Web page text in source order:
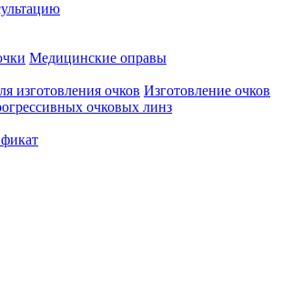
Медицинские оправы
изготовления очков Изготовление очков
очковых линз